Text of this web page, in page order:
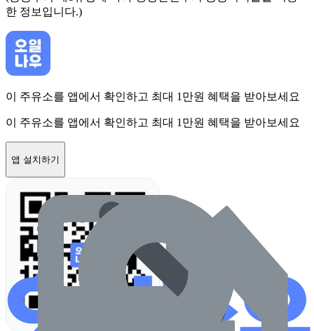
한 정보입니다.)
이 주유소를 앱에서 확인하고 최대 1만원 혜택을 받아보세요
이 주유소를 앱에서 확인하고 최대 1만원 혜택을 받아보세요
앱 설치하기